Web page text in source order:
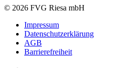
© 2026 FVG Riesa mbH
Impressum
Datenschutzerklärung
AGB
Barrierefreiheit